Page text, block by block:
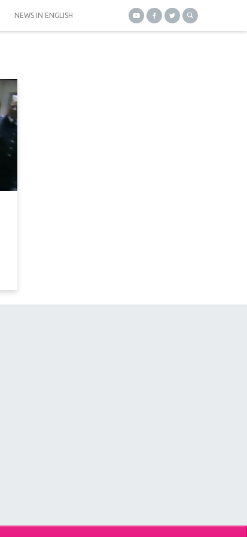
NEWS IN ENGLISH